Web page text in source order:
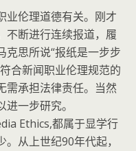
业伦理道德有关。刚才
不断进行连续报道，履
克思所说“报纸是一步步
合新闻职业伦理规范的
需承担法律责任。当然
一步研究。
Ethics,都属于显学行
从上世纪90年代起，